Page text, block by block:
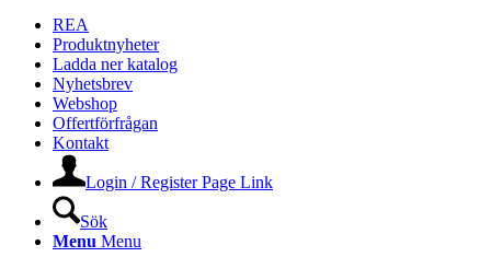
REA
Produktnyheter
Ladda ner katalog
Nyhetsbrev
Webshop
Offertförfrågan
Kontakt
Login / Register Page Link
Sök
Menu Menu